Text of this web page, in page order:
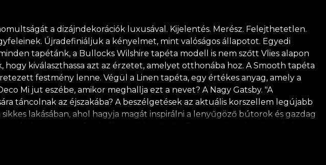
a dizájndekorációk luxusával. Kijelentés. Merész. Felejthetetlen.
Újradefiniáljuk a kényelmet, mint valóságos állapotot. Egyedi
tapétánk, a Bullocks Wilshire tapéta modell is nem szőtt Vlies alapon
kiválaszthassa azt az érzetet, amelyet otthonába hoz. A Smooth tapéta
festmény lenne. Végül a Linen tapéta, egy értékes anyag, amely a
Mi jut eszébe, amikor meghallja ezt a nevet? A Nagy Gatsby. "A
táncolnak az éjszakába? A beszélgetések az aktuális korszellem legújabb
lakásában, ahol hagyja magát inspirálni a lenyűgöző bútorok és gazdag
melyet az jellemez, hogy a praktikus és a szép keveredik. Tervezőink
vagy zöld színeken van. Ezek egyesítik a színeket és egységes hátteret